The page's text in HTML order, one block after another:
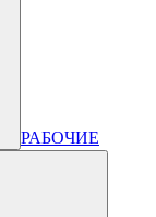
РАБОЧИЕ